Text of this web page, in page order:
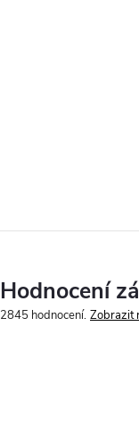
Hodnocení
2845 hodnocení Zobrazit